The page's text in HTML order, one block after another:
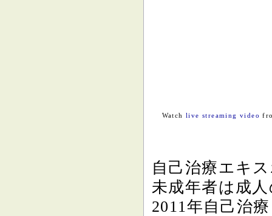
Watch live streaming video
自己治療エキ
未成年者は成
2011年自己治